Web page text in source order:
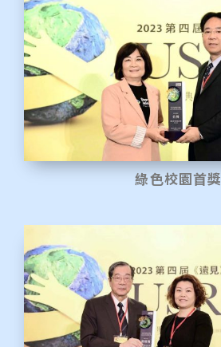
綠色校園首獎